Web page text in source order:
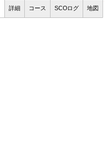
詳細 コース SCOログ 地図